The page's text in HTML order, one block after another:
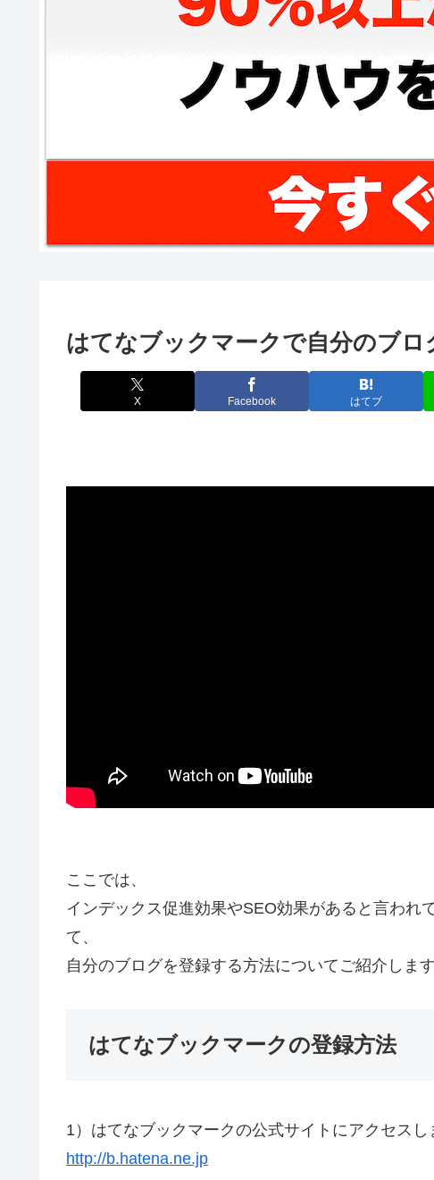
はてなブックマークで自分のブロ
X Facebook はてブ
ここでは、
インデックス促進効果やSEO効果があると言われ
て、
自分のブログを登録する方法についてご紹介します
はてなブックマークの登録方法
1）はてなブックマークの公式サイトにアクセスし
http://b.hatena.ne.jp